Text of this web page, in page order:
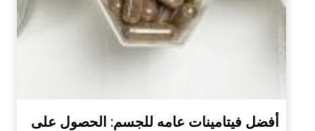
أفضل فيتامينات عامه للجسم: الحصول على